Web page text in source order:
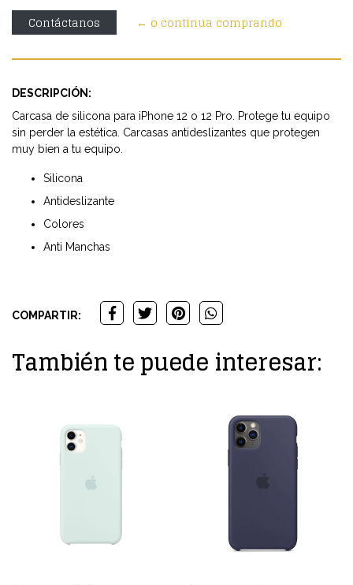
Contáctanos ← o continua comprando
DESCRIPCIÓN:
Carcasa de silicona para iPhone 12 o 12 Pro. Protege tu equipo
sin perder la estética. Carcasas antideslizantes que protegen
muy bien a tu equipo.
Silicona
Antideslizante
Colores
Anti Manchas
COMPARTIR:
También te puede interesar: